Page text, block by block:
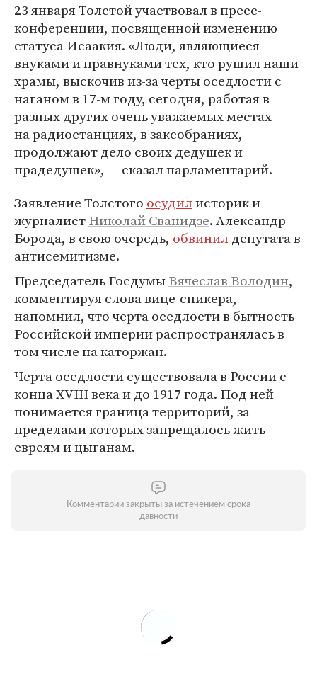
23 января Толстой участвовал в пресс-
конференции, посвященной изменению
статуса Исаакия. «Люди, являющиеся
внуками и правнуками тех, кто рушил наши
храмы, выскочив из-за черты оседлости с
наганом в 17-м году, сегодня, работая в
разных других очень уважаемых местах —
на радиостанциях, в заксобраниях,
продолжают дело своих дедушек и
прадедушек», — сказал парламентарий.
Заявление Толстого осудилисторик и
журналистНиколай Сванидзе. Александр
Борода, в свою очередь, обвинилдепутата в
антисемитизме.
Председатель ГосдумыВячеслав Володин,
комментируя слова вице-спикера,
напомнил, что черта оседлости в бытность
Российской империи распространялась в
том числе на каторжан.
Черта оседлости существовала в России с
конца XVIII века и до 1917 года. Под ней
понимается граница территорий, за
пределами которых запрещалось жить
евреям и цыганам.
Комментарии закрыты за истечением срока
давности